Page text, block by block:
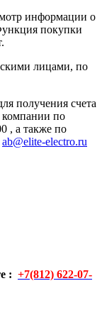
информации о
покупки
лицами, по
получения счета
компании по
, а также по
ab@elite-electro.ru
: +7(812) 622-07-